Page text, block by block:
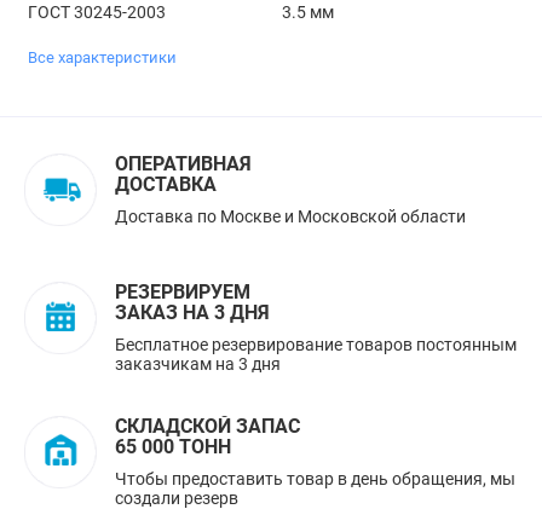
ГОСТ 30245-2003 3.5 мм
Все характеристики
ОПЕРАТИВНАЯ
ДОСТАВКА
Доставка по Москве и Московской области
РЕЗЕРВИРУЕМ
ЗАКАЗ НА 3 ДНЯ
Бесплатное резервирование товаров постоянным
заказчикам на 3 дня
СКЛАДСКОЙ ЗАПАС
65 000 ТОНН
Чтобы предоставить товар в день обращения, мы
создали резерв